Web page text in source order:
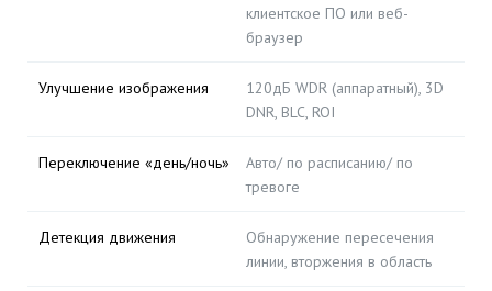
клиентское ПО или веб-
браузер
Улучшение изображения
120дБ WDR (аппаратный), 3D
DNR, BLC, ROI
Переключение «день/ночь»
Авто/ по расписанию/ по
тревоге
Детекция движения
Обнаружение пересечения
линии, вторжения в область